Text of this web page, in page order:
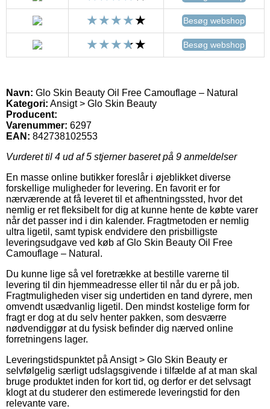
Besøg webshop
Besøg webshop
Navn: Glo Skin Beauty Oil Free Camouflage – Natural
Kategori: Ansigt > Glo Skin Beauty
Producent:
Varenummer: 6297
EAN: 842738102553
Vurderet til 4 ud af 5 stjerner baseret på 9 anmeldelser
En masse online butikker foreslår i øjeblikket diverse
forskellige muligheder for levering. En favorit er for
nærværende at få leveret til et afhentningssted, hvor det
nemlig er ret fleksibelt for dig at kunne hente de købte varer
når det passer ind i din kalender. Fragtmetoden er nemlig
ultra ligetil, samt typisk endvidere den prisbilligste
leveringsudgave ved køb af Glo Skin Beauty Oil Free
Camouflage – Natural.
Du kunne lige så vel foretrække at bestille varerne til
levering til din hjemmeadresse eller til når du er på job.
Fragtmuligheden viser sig undertiden en tand dyrere, men
omvendt usædvanlig ligetil. Den mindst kostelige form for
fragt er dog at du selv henter pakken, som desværre
nødvendiggør at du fysisk befinder dig nærved online
forretningens lager.
Leveringstidspunktet på Ansigt > Glo Skin Beauty er
selvfølgelig særligt udslagsgivende i tilfælde af at man skal
bruge produktet inden for kort tid, og derfor er det selvsagt
klogt at du studerer den estimerede leveringstid for den
relevante vare.